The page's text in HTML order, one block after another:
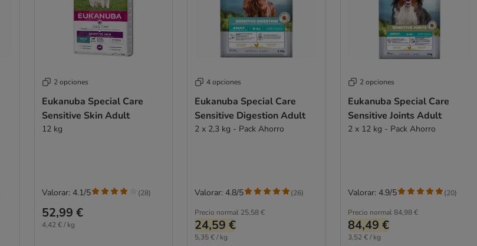
2 opciones
Eukanuba Special Care
Sensitive Skin Adult
12 kg
52,99 €
4,42 € / kg
Valorar: 4.1/5 (28)
4 opciones
Eukanuba Special Care
Sensitive Digestion Adult
2 x 2,3 kg - Pack Ahorro
Precio normal 25,58 €
24,59 €
5,35 € / kg
Valorar: 4.8/5 (26)
2 opciones
Eukanuba Special Care
Sensitive Joints Adult
2 x 12 kg - Pack Ahorro
Precio normal 84,98 €
84,49 €
3,52 € / kg
Valorar: 4.9/5 (20)